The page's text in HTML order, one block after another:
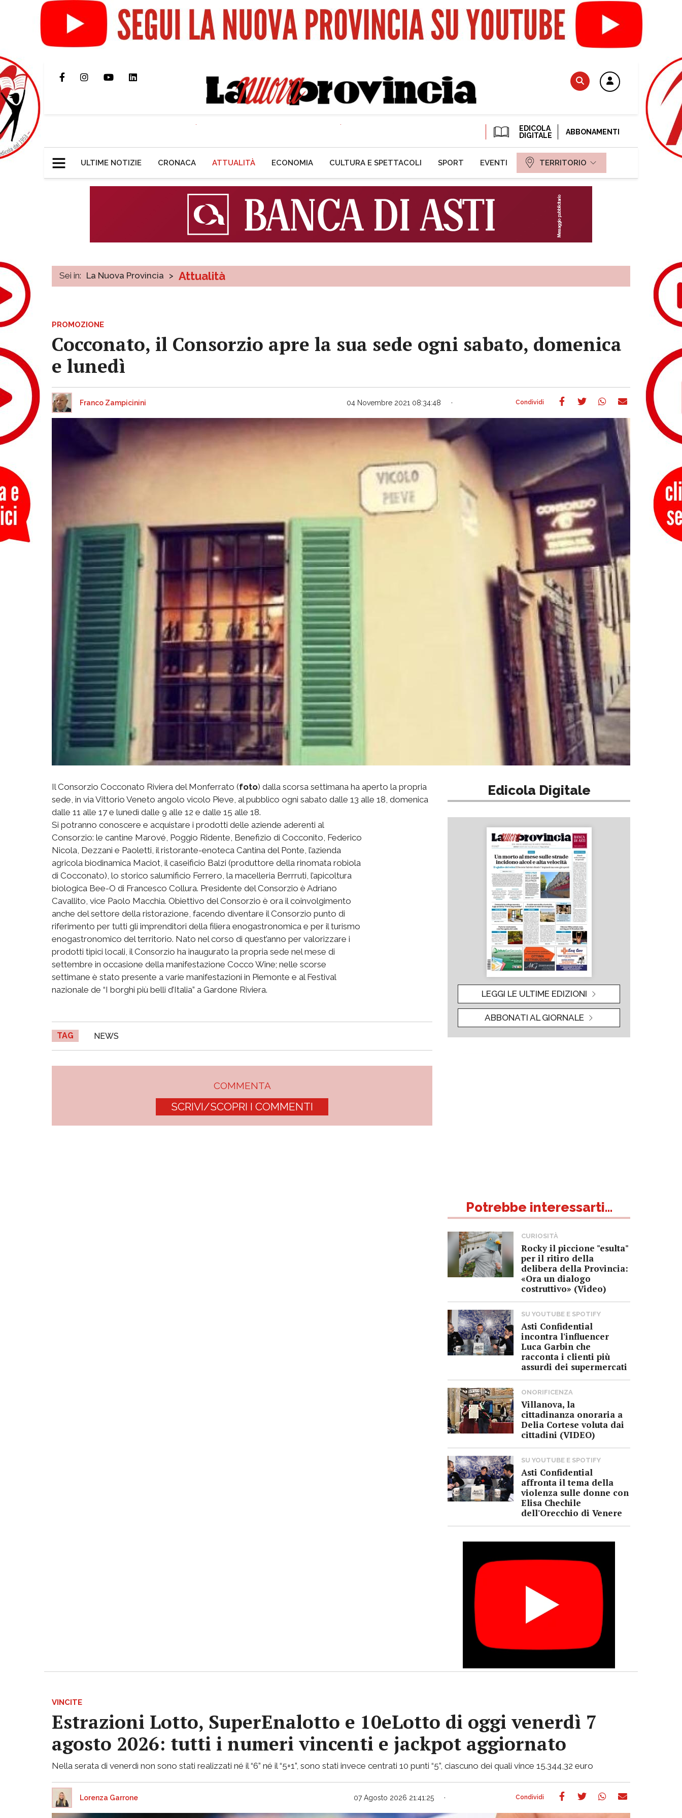
EDICOLA
DIGITALE
ABBONAMENTI
ULTIME NOTIZIE CRONACA ATTUALITÀ ECONOMIA CULTURA E SPETTACOLI SPORT EVENTI TERRITORIO
Sei in: La Nuova Provincia > Attualità
PROMOZIONE
Cocconato, il Consorzio apre la sua sede ogni sabato, domenica
e lunedì
Franco Zampicinini 04 Novembre 2021 08:34:48
Il Consorzio Cocconato Riviera del Monferrato (foto) dalla scorsa settimana ha aperto la propria
sede, in via Vittorio Veneto angolo vicolo Pieve, al pubblico ogni sabato dalle 13 alle 18, domenica
dalle 11 alle 17 e lunedì dalle 9 alle 12 e dalle 15 alle 18.
Si potranno conoscere e acquistare i prodotti delle aziende aderenti al
Consorzio: le cantine Marové, Poggio Ridente, Benefizio di Cocconito, Federico
Nicola, Dezzani e Paoletti, il ristorante-enoteca Cantina del Ponte, l’azienda
agricola biodinamica Maciot, il caseificio Balzi (produttore della rinomata robiola
di Cocconato), lo storico salumificio Ferrero, la macelleria Berrruti, l’apicoltura
biologica Bee-O di Francesco Collura. Presidente del Consorzio è Adriano
Cavallito, vice Paolo Macchia. Obiettivo del Consorzio è ora il coinvolgimento
anche del settore della ristorazione, facendo diventare il Consorzio punto di
riferimento per tutti gli imprenditori della filiera enogastronomica e per il turismo
enogastronomico del territorio. Nato nel corso di quest’anno per valorizzare i
prodotti tipici locali, il Consorzio ha inaugurato la propria sede nel mese di
settembre in occasione della manifestazione Cocco Wine; nelle scorse
settimane è stato presente a varie manifestazioni in Piemonte e al Festival
nazionale de “I borghi più belli d’Italia” a Gardone Riviera.
TAG NEWS
COMMENTA
SCRIVI/SCOPRI I COMMENTI
Edicola Digitale
LEGGI LE ULTIME EDIZIONI
ABBONATI AL GIORNALE
Potrebbe interessarti...
CURIOSITÀ
Rocky il piccione "esulta"
per il ritiro della
delibera della Provincia:
«Ora un dialogo
costruttivo» (Video)
SU YOUTUBE E SPOTIFY
Asti Confidential
incontra l'influencer
Luca Garbin che
racconta i clienti più
assurdi dei supermercati
ONORIFICENZA
Villanova, la
cittadinanza onoraria a
Delia Cortese voluta dai
cittadini (VIDEO)
SU YOUTUBE E SPOTIFY
Asti Confidential
affronta il tema della
violenza sulle donne con
Elisa Chechile
dell'Orecchio di Venere
VINCITE
Estrazioni Lotto, SuperEnalotto e 10eLotto di oggi venerdì 7
agosto 2026: tutti i numeri vincenti e jackpot aggiornato
Nella serata di venerdì non sono stati realizzati né il “6” né il “5+1”, sono stati invece centrati 10 punti “5”, ciascuno dei quali vince 15.344,32 euro
Lorenza Garrone 07 Agosto 2026 21:41:25